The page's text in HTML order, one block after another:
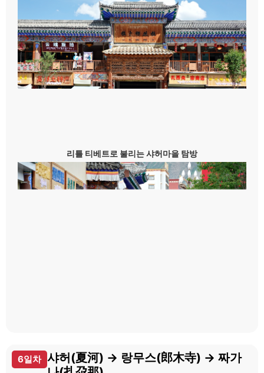
리틀 티베트로 불리는 샤허마을 탐방
6일차 샤허(夏河) → 랑무스(郎木寺) → 짜가